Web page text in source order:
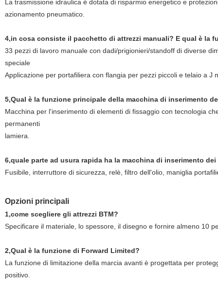
La trasmissione idraulica è dotata di risparmio energetico e
azionamento pneumatico.
4,in cosa consiste il pacchetto di attrezzi manuali? E qual è la
33 pezzi di lavoro manuale con dadi/prigionieri/standoff di diverse
speciale
Applicazione per portafiliera con flangia per pezzi piccoli e telaio a J
5,Qual è la funzione principale della macchina di inserimento
Macchina per l'inserimento di elementi di fissaggio con tecnologia
permanenti
lamiera.
6,quale parte ad usura rapida ha la macchina di inserimento
Fusibile, interruttore di sicurezza, relè, filtro dell'olio, maniglia
Opzioni principali
1,come scegliere gli attrezzi BTM?
Specificare il materiale, lo spessore, il disegno e fornire almeno 10
2,Qual è la funzione di Forward Limited?
La funzione di limitazione della marcia avanti è progettata per
positivo.